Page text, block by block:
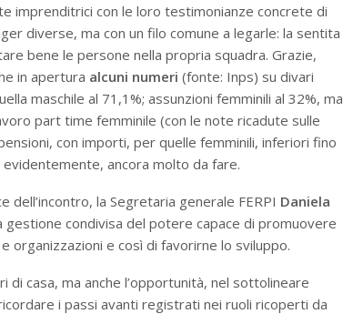
imprenditrici con le loro testimonianze concrete di
diverse, ma con un filo comune a legarle: la sentita
bene le persone nella propria squadra. Grazie,
in apertura alcuni numeri (fonte: Inps) su divari
maschile al 71,1%; assunzioni femminili al 32%, ma
part time femminile (con le note ricadute sulle
con importi, per quelle femminili, inferiori fino
evidentemente, ancora molto da fare.
dell’incontro, la Segretaria generale FERPI Daniela
gestione condivisa del potere capace di promuovere
organizzazioni e così di favorirne lo sviluppo.
di casa, ma anche l’opportunità, nel sottolineare
i passi avanti registrati nei ruoli ricoperti da